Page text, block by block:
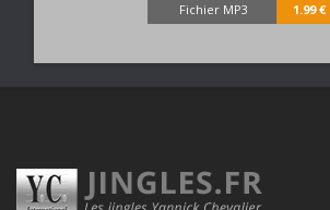
Fichier MP3 1.99 €